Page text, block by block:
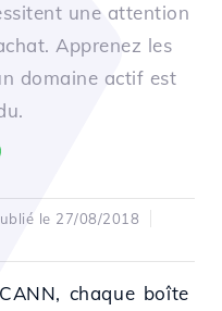
une attention
Apprenez les
domaine actif est
le 27/08/2018
chaque boîte